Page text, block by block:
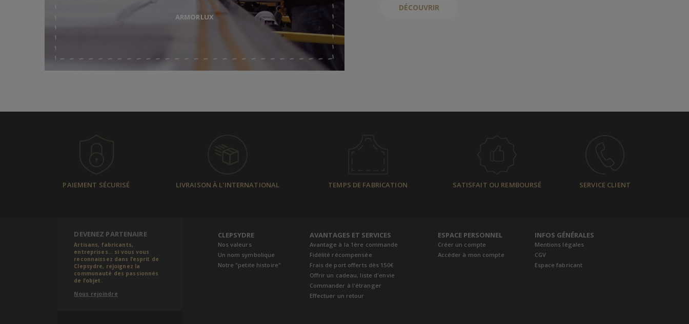
ARMORLUX
DÉCOUVRIR
PAIEMENT SÉCURISÉ LIVRAISON À L'INTERNATIONAL TEMPS DE FABRICATION SATISFAIT OU REMBOURSÉ SERVICE CLIENT
DEVENEZ PARTENAIRE
Artisans, fabricants,
entreprises... si vous vous
reconnaissez dans l’esprit de
Clepsydre, rejoignez la
communauté des passionnés
de l’objet.
Nous rejoindre
CLEPSYDRE
Nos valeurs
Un nom symbolique
Notre "petite histoire"
AVANTAGES ET SERVICES
Avantage à la 1ère commande
Fidélité récompensée
Frais de port offerts dès 150€
Offrir un cadeau, liste d'envie
Commander à l'étranger
Effectuer un retour
ESPACE PERSONNEL
Créer un compte
Accéder à mon compte
INFOS GÉNÉRALES
Mentions légales
CGV
Espace fabricant